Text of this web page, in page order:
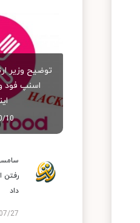
توضیح وزیر
اسنپ‌ فود
10
رفتن
داد
27